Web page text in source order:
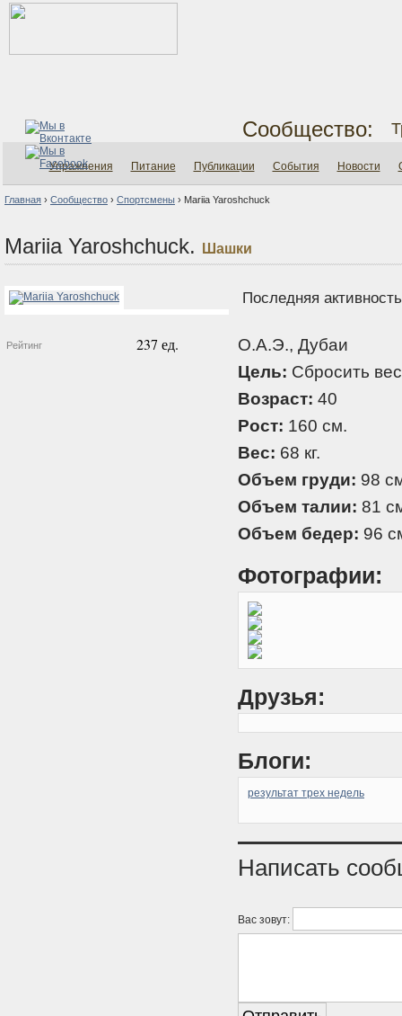
Сообщество:
Упражнения Питание Публикации События Новости
Главная › Сообщество › Спортсмены › Mariia Yaroshchuck
Mariia Yaroshchuck. Шашки
Рейтинг 237 ед.
Последняя
О.А.Э., Дубаи
Цель: Сбросить вес
Возраст: 40
Рост: 160 см.
Вес: 68 кг.
Объем груди: 98
Объем талии: 81
Объем бедер: 96
Фотографии:
Друзья:
Блоги:
результат трех недель
Написать
Вас зовут: